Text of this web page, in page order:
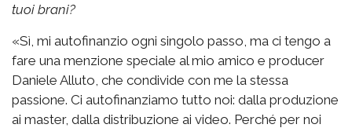
tuoi brani?
«Sì, mi autofinanzio ogni singolo passo, ma ci tengo a
fare una menzione speciale al mio amico e producer
Daniele Alluto, che condivide con me la stessa
passione. Ci autofinanziamo tutto noi: dalla produzione
ai master, dalla distribuzione ai video. Perché per noi